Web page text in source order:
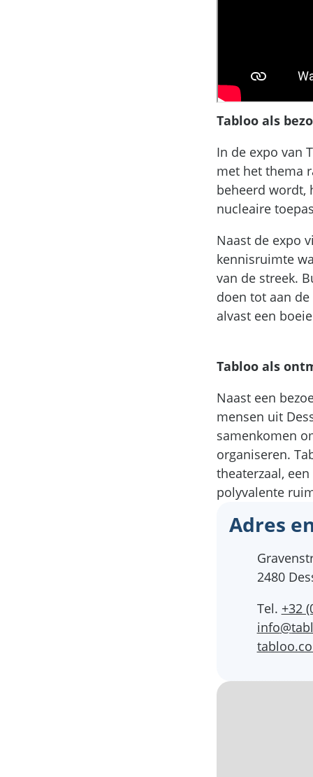
Tabloo als
In de expo van
met het thema
beheerd wordt,
nucleaire
Naast de expo
kennisruimte
van de streek.
doen tot aan
alvast een
Tabloo als
Naast een
mensen uit
samenkomen
organiseren.
theaterzaal,
polyvalente
Adres
Adres
,2480
+32
E-mailinfo@
Website